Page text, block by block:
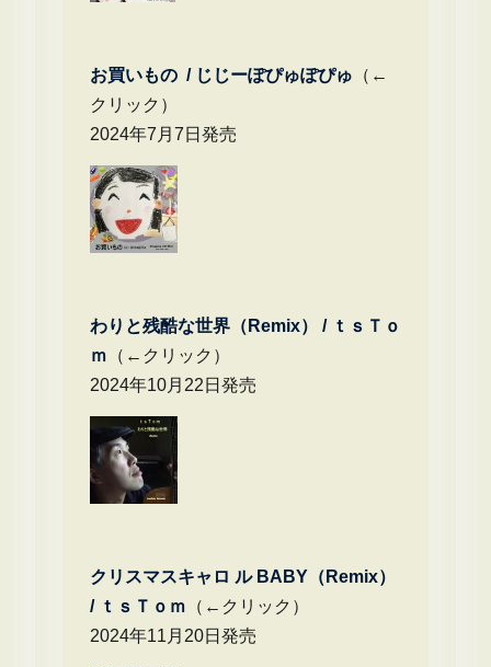
お買いもの / じじーぽぴゅぽぴゅ （←
クリック）
2024年7月7日発売
わりと残酷な世界（Remix） / ｔｓＴｏ
ｍ （←クリック）
2024年10月22日発売
クリスマスキャロ ル BABY（Remix）
/ ｔｓＴｏｍ （←クリック）
2024年11月20日発売